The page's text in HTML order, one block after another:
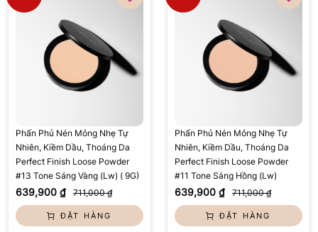
Phấn Phủ Nén Mỏng Nhẹ Tự
Nhiên, Kiềm Dầu, Thoáng Da
Perfect Finish Loose Powder
#13 Tone Sáng Vàng (Lw) ( 9G)
639,900 ₫ 711,000 ₫
ĐẶT HÀNG
Phấn Phủ Nén Mỏng Nhẹ Tự
Nhiên, Kiềm Dầu, Thoáng Da
Perfect Finish Loose Powder
#11 Tone Sáng Hồng (Lw)
639,900 ₫ 711,000 ₫
ĐẶT HÀNG